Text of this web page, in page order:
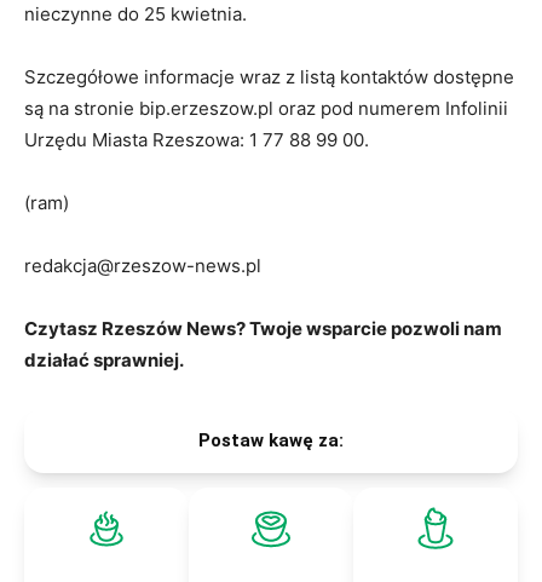
nieczynne do 25 kwietnia.
Szczegółowe informacje wraz z listą kontaktów dostępne
są na stronie bip.erzeszow.pl oraz pod numerem Infolinii
Urzędu Miasta Rzeszowa: 1 77 88 99 00.
(ram)
redakcja@rzeszow-news.pl
Czytasz Rzeszów News? Twoje wsparcie pozwoli nam
działać sprawniej.
Postaw kawę za: